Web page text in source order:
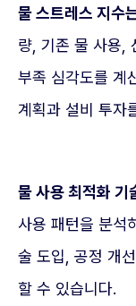
물 스트레스 지수
량, 기존 물 사용,
부족 심각도를 계
계획과 설비 투자
물 사용 최적화 기
사용 패턴을 분석
술 도입, 공정 개
할 수 있습니다.